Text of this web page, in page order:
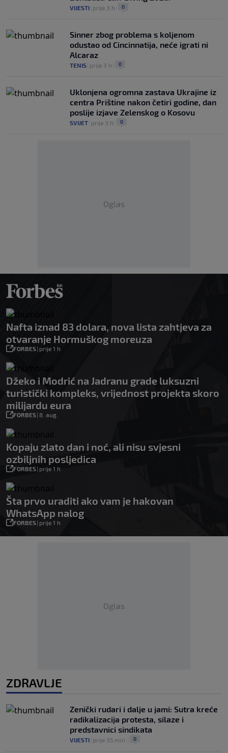
VIJESTI prije 3 h 0
Sinner zbog problema s koljenom
odustao od Cincinnatija, neće igrati ni
Alcaraz
TENIS prije 3 h 0
Uklonjena ogromna zastava Ukrajine iz
centra Prištine nakon četiri godine, dan
poslije izjave Zelenskog o Kosovu
SVIJET prije 3 h 0
Oglas
Nafta iznad 83 dolara, nova lista zahtjeva za
otvaranje Hormuškog moreuza
FORBES| prije 1 h
Džeko i Modrić na Jadranu grade luksuzni
turistički kompleks, vrijednost projekta skoro
milijardu eura
FORBES| 8. aug.
Kopaju zlato dan i noć, ali nisu svjesni
ozbiljnih posljedica
FORBES| prije 1 h
Šta prvo uraditi ako vam je hakovan
WhatsApp nalog
FORBES| prije 1 h
Oglas
ZDRAVLJE
Zenički rudari i dalje u jami: Sutra kreće
radikalizacija protesta, silaze i
predstavnici sindikata
VIJESTI prije 35 min. 0